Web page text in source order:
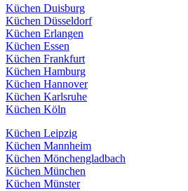
Küchen Duisburg
Küchen Düsseldorf
Küchen Erlangen
Küchen Essen
Küchen Frankfurt
Küchen Hamburg
Küchen Hannover
Küchen Karlsruhe
Küchen Köln
Küchen Leipzig
Küchen Mannheim
Küchen Mönchengladbach
Küchen München
Küchen Münster